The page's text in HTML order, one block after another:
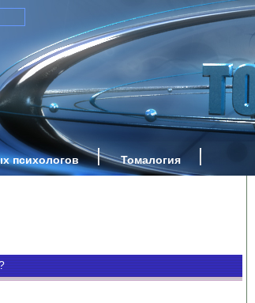
психологов Томалогия